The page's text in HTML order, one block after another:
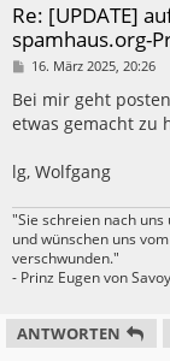
Re: [UPDATE]
spamhaus.org-
B
i
t
r
16. März 2025, 20:26
Bei mir geht
etwas gemacht zu
lg, Wolfgang
"Sie schreien nach
und wünschen uns
verschwunden."
- Prinz Eugen von
ANTWORTEN